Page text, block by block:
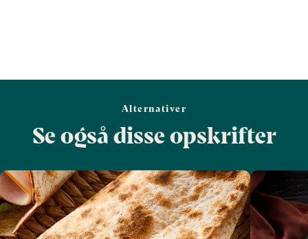
Alternativer
Se også disse opskrifter